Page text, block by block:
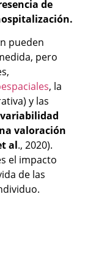
de
pueden
pero
, la
y las
valoración
al., 2020).
el impacto
de las